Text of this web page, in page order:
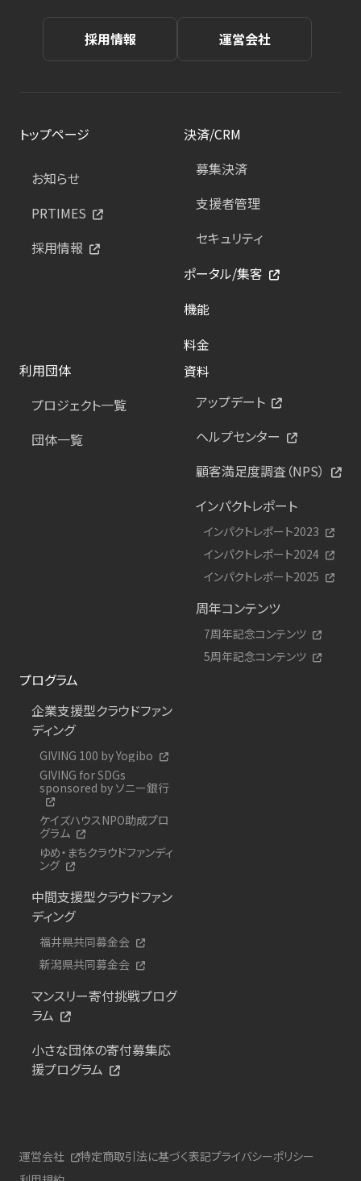
採用情報 運営会社
トップページ
お知らせ
PRTIMES
採用情報
決済/CRM
募集決済
支援者管理
セキュリティ
ポータル/集客
機能
料金
利用団体
プロジェクト一覧
団体一覧
資料
アップデート
ヘルプセンター
顧客満足度調査（NPS）
インパクトレポート
インパクトレポート2023
インパクトレポート2024
インパクトレポート2025
周年コンテンツ
7周年記念コンテンツ
5周年記念コンテンツ
プログラム
企業支援型クラウドファン
ディング
GIVING 100 by Yogibo
GIVING for SDGs
sponsored by ソニー銀行
ケイズハウスNPO助成プロ
グラム
ゆめ・まちクラウドファンディ
ング
中間支援型クラウドファン
ディング
福井県共同募金会
新潟県共同募金会
マンスリー寄付挑戦プログ
ラム
小さな団体の寄付募集応
援プログラム
運営会社 特定商取引法に基づく表記プライバシーポリシー